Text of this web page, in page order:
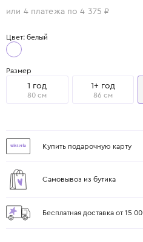
или 4 платежа по 4 375 ₽
Цвет: белый
Размер
1 год
80 см
1+ год
86 см
Купить подарочную карту
Самовывоз из бутика
Бесплатная доставка от 15